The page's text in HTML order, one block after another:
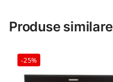
Produse similare
-25%